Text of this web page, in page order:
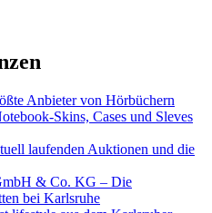
Anbieter von Hörbüchern
Skins, Cases und Sleves
laufenden Auktionen und die
& Co. KG – Die
bei Karlsruhe